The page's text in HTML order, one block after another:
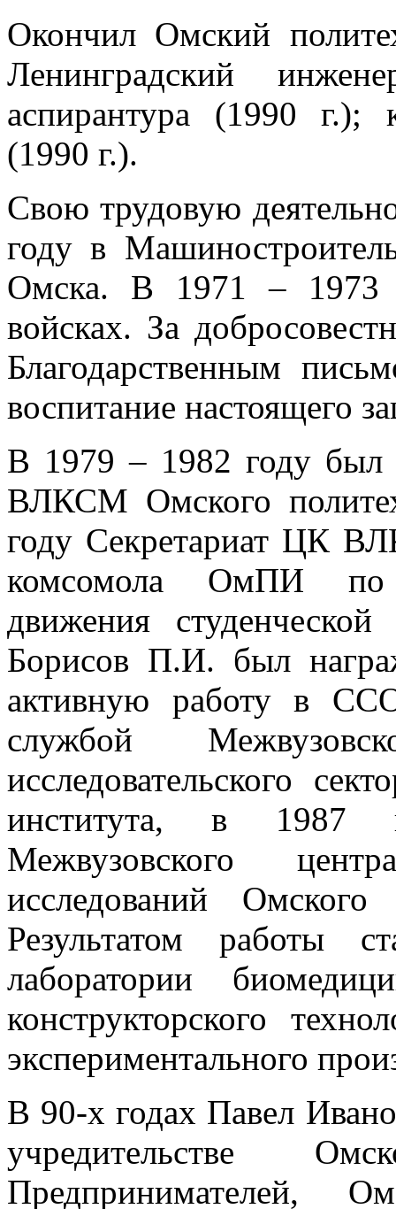
Окончил Омский
Ленинградский
аспирантура (1990 г.);
(1990 г.).
Свою трудовую
году в
Омска. В 1971 – 1973
войсках. За
Благодарственным
воспитание настоящего
В 1979 – 1982 году был
ВЛКСМ Омского
году Секретариат ЦК
комсомола ОмПИ по
движения
Борисов П.И. был
активную работу в
службой
исследовательского
института, в 1987
Межвузовского
исследований Омского
Результатом работы
лаборатории
конструкторского
экспериментального
В 90-х годах Павел
учредительстве
Предпринимателей,